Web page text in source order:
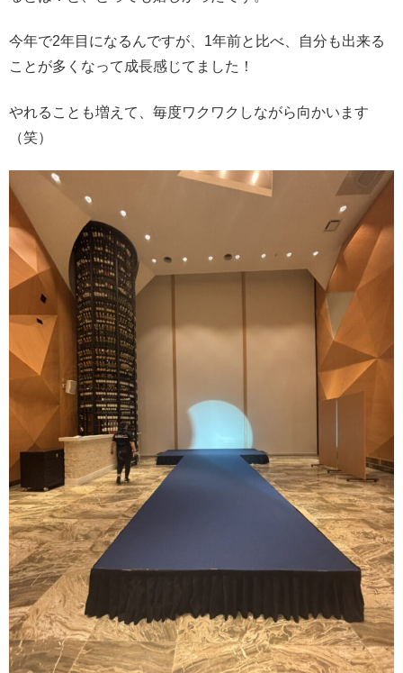
今年で2年目になるんですが、1年前と比べ、自分も出来る
ことが多くなって成長感じてました！
やれることも増えて、毎度ワクワクしながら向かいます
（笑）